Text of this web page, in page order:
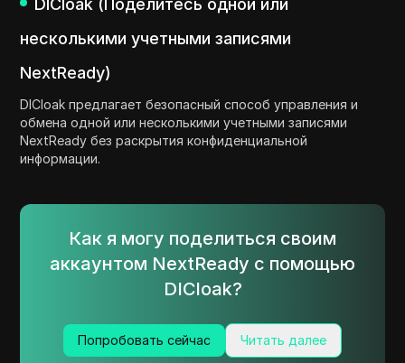
несколькими учетными записями
NextReady)
DICloak предлагает безопасный способ управления и
обмена одной или несколькими учетными записями
NextReady без раскрытия конфиденциальной
информации.
Как я могу поделиться своим
аккаунтом NextReady с помощью
DICloak?
Попробовать сейчас Читать далее